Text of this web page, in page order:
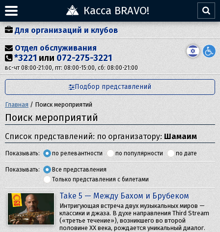
Касса BRAVO!
Для организаций и клубов
Отдел обслуживания
*3221 или 072-275-3221
вс-чт 08:00-21:00, пт: 08:00-15:00, сб: 08:00-21:00
Подбор представлений
Главная / Поиск мероприятий
Поиск мероприятий
Список представлений: по организатору: Шамаим
Показывать: по релевантности по популярности по дате
Показывать:
Все представления
Только представления с билетами
Take 5 — Между Бахом и Брубеком
Интригующая встреча двух музыкальных миров —
классики и джаза. В духе направления Third Stream
(«третье течение»), возникшего во второй
половине XX века, рождается уникальный диалог.